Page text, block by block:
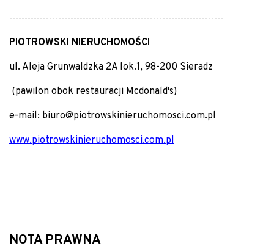
----------------------------------------------------------------------
PIOTROWSKI NIERUCHOMOŚCI
ul. Aleja Grunwaldzka 2A lok.1, 98-200 Sieradz
(pawilon obok restauracji Mcdonald's)
e-mail: biuro@piotrowskinieruchomosci.com.pl
www.piotrowskinieruchomosci.com.pl
NOTA PRAWNA